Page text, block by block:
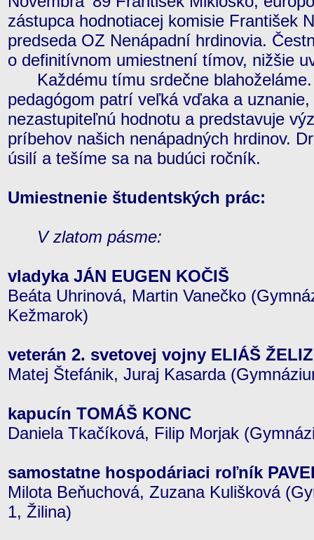
zástupca hodnotiacej komisie František
predseda OZ Nenápadní hrdinovia.
o definitívnom umiestnení tímov, nižšie
Každému tímu srdečne blahoželáme.
pedagógom patrí veľká vďaka a
nezastupiteľnú hodnotu a predstavuje
príbehov našich nenápadných hrdinov.
úsilí a tešíme sa na budúci ročník.
Umiestnenie študentských prác:
V zlatom pásme:
vladyka JÁN EUGEN KOČIŠ
Beáta Uhrinová, Martin Vanečko
Kežmarok)
veterán 2. svetovej vojny ELIÁŠ
Matej Štefánik, Juraj Kasarda
kapucín TOMÁŠ KONC
Daniela Tkačíková, Filip Morjak
samostatne hospodáriaci roľník
Milota Beňuchová, Zuzana Kulišková
1, Žilina)